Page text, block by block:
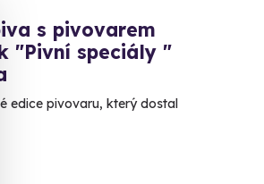
s pivovarem
"Pivní speciály "
edice pivovaru, který dostal